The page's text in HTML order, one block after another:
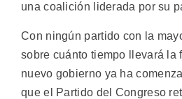
una coalición liderada por su
Con ningún partido con la
sobre cuánto tiempo llevará la
nuevo gobierno ya ha
que el Partido del Congreso